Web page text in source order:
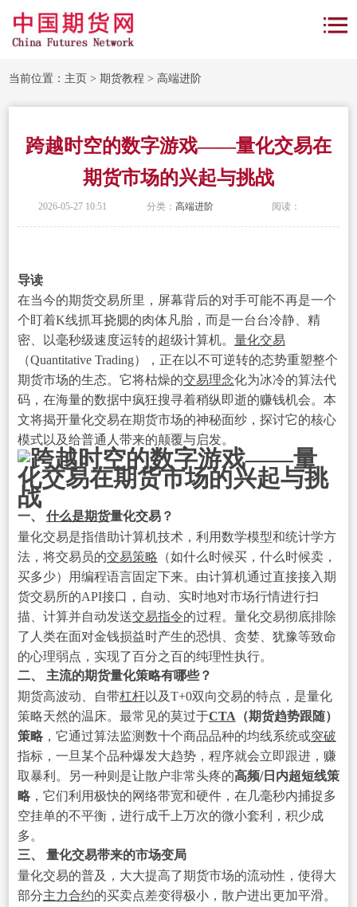
当前位置： 主页 >期货教程 > 高端进阶
跨越时空的数字游戏——量化交易在
期货市场的兴起与挑战
2026-05-27 10:51 分类： 高端进阶 阅读：
导读
在当今的期货交易所里，屏幕背后的对手可能不再是一个
个盯着K线抓耳挠腮的肉体凡胎，而是一台台冷静、精
密、以毫秒级速度运转的超级计算机。 量化交易
（Quantitative Trading），正在以不可逆转的态势重塑整个
期货市场的生态。它将枯燥的交易理念化为冰冷的算法代
码，在海量的数据中疯狂搜寻着稍纵即逝的赚钱机会。本
文将揭开量化交易在期货市场的神秘面纱，探讨它的核心
模式以及给普通人带来的颠覆与启发。
一、 什么是期货量化交易？
量化交易是指借助计算机技术，利用数学模型和统计学方
法，将交易员的交易策略 （如什么时候买，什么时候卖，
买多少）用编程语言固定下来。由计算机通过直接接入期
货交易所的API接口，自动、实时地对市场行情进行扫
描、计算并自动发送交易指令的过程。量化交易彻底排除
了人类在面对金钱损益时产生的恐惧、贪婪、犹豫等致命
的心理弱点，实现了百分之百的纯理性执行。
二、 主流的期货量化策略有哪些？
期货高波动、自带杠杆以及T+0双向交易的特点，是量化
策略天然的温床。最常见的莫过于CTA （期货趋势跟随）
策略，它通过算法监测数十个商品品种的均线系统或突破
指标，一旦某个品种爆发大趋势，程序就会立即跟进，赚
取暴利。另一种则是让散户非常头疼的高频/日内超短线策
略，它们利用极快的网络带宽和硬件，在几毫秒内捕捉多
空挂单的不平衡，进行成千上万次的微小套利，积少成
多。
三、 量化交易带来的市场变局
量化交易的普及，大大提高了期货市场的流动性，使得大
部分主力合约的买卖点差变得极小，散户进出更加平滑。